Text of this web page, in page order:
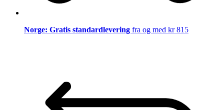
Norge: Gratis standardlevering fra og med kr 815